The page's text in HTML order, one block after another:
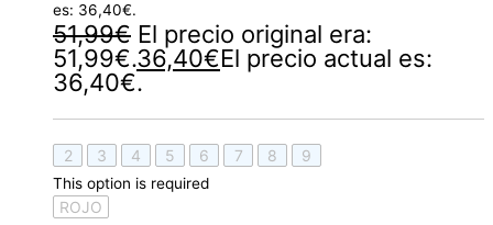
es: 36,40€.
51,99€ El precio original era:
51,99€.36,40€El precio actual es:
36,40€.
2 3 4 5 6 7 8 9
This option is required
ROJO